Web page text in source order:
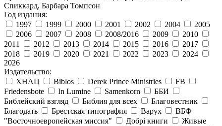
Спиккард, Барбара Томпсон
Год издания:
1997
1999 2000 2001 2002 2004
2005
2006
2007 2008 2008/2016 2009
2010
2011
2012 2013 2014 2015 2016
2017
2018
2019 2020 2021 2022 2023
2024
2026
Издательство:
ХНАЦ
Biblos Derek Prince Ministries
FB
Friedensbote
In Lumine Samenkorn
ББИ
Библейский взгляд
Библия для всех
Благовестник
Благодать
Брестская типография Варух
ВБФ
"Восточноевропейская миссия"
Добрі книги
Живые